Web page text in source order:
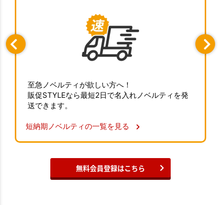
至急ノベルティが欲しい方へ！
販促STYLEなら最短2日で名入れノベルティを発
送できます。
短納期ノベルティの一覧を見る
無料会員登録はこちら